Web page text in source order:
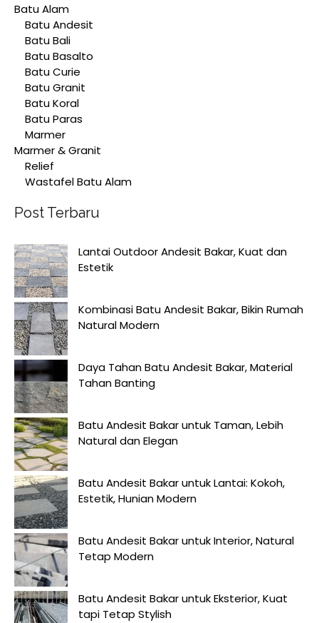
Batu Alam
Batu Andesit
Batu Bali
Batu Basalto
Batu Curie
Batu Granit
Batu Koral
Batu Paras
Marmer
Marmer & Granit
Relief
Wastafel Batu Alam
Post Terbaru
Lantai Outdoor Andesit Bakar, Kuat dan
Estetik
Kombinasi Batu Andesit Bakar, Bikin Rumah
Natural Modern
Daya Tahan Batu Andesit Bakar, Material
Tahan Banting
Batu Andesit Bakar untuk Taman, Lebih
Natural dan Elegan
Batu Andesit Bakar untuk Lantai: Kokoh,
Estetik, Hunian Modern
Batu Andesit Bakar untuk Interior, Natural
Tetap Modern
Batu Andesit Bakar untuk Eksterior, Kuat
tapi Tetap Stylish